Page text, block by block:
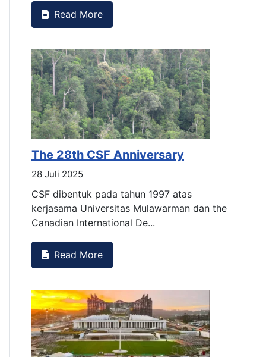
Read More
The 28th CSF Anniversary
28 Juli 2025
CSF dibentuk pada tahun 1997 atas
kerjasama Universitas Mulawarman dan the
Canadian International De...
Read More